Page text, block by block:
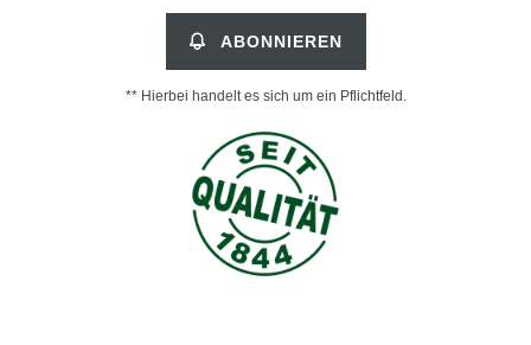
ABONNIEREN
** Hierbei handelt es sich um ein Pflichtfeld.